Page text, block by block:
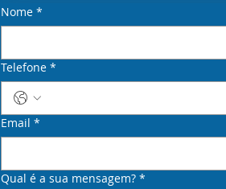
Nome *
Telefone *
Email *
Qual é a sua mensagem? *